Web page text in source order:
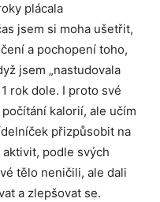
plácala
jsem si moha ušetřit,
a pochopení toho,
jsem „nastudovala
rok dole. I proto své
kalorií, ale učím
přizpůsobit na
podle svých
tělo neničili, ale dali
a zlepšovat se.